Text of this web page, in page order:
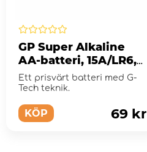
GP Super Alkaline
AA-batteri, 15A/LR6,
12-pack
Ett prisvärt batteri med G-
Tech teknik.
KÖP 69 kr